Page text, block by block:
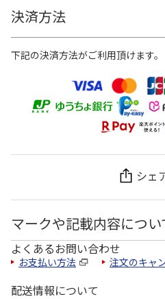
決済方法
下記の決済方法がご利用頂けます。
シェ
マークや記載内容につい
よくあるお問い合わせ
お支払い方法 注文のキャ
配送情報について